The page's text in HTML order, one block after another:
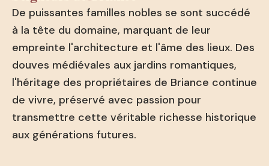
De puissantes familles nobles se sont succédé
à la tête du domaine, marquant de leur
empreinte l'architecture et l'âme des lieux. Des
douves médiévales aux jardins romantiques,
l'héritage des propriétaires de Briance continue
de vivre, préservé avec passion pour
transmettre cette véritable richesse historique
aux générations futures.